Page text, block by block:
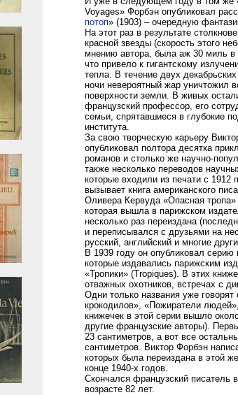
Voyages» Форбэн опубликовал
потоп» (1903) – очередную
На этот раз в результате
красной звезды (скорость этого
мнению автора, была аж 30 миль в
что привело к гигантскому
тепла. В течение двух
ночи невероятный жар уничтожил
поверхности земли. В живых
французский профессор, его
семьи, спрятавшиеся в глубокие
института.
За свою творческую карьеру
опубликовал полтора десятка
романов и столько же научно-
также несколько переводов
которые входили из печати с
вызывает книга американского
Оливера Кервуда «Опасная
которая вышла в парижском
несколько раз переиздана
и переписывался с друзьями на
русский, английский и многие
В 1939 году он опубликовал
которые издавались парижским
«Тропики» (Tropiques). В этих
отважных охотников, встречах с
Одни только названия уже
крокодилов», «Пожиратели
книжечек в этой серии вышло
другие французские авторы).
23 сантиметров, а вот все
сантиметров. Виктор Форбэн
которых была переиздана в этой
конце 1940-х годов.
Скончался французский писатель
возрасте 82 лет.